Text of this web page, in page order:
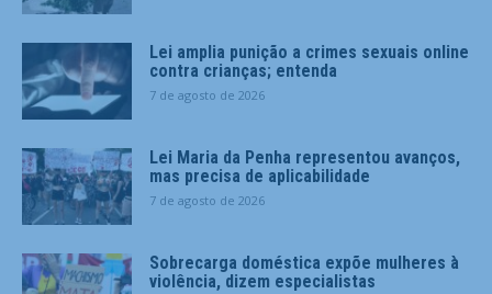
Lei amplia punição a crimes sexuais online
contra crianças; entenda
7 de agosto de 2026
Lei Maria da Penha representou avanços,
mas precisa de aplicabilidade
7 de agosto de 2026
Sobrecarga doméstica expõe mulheres à
violência, dizem especialistas